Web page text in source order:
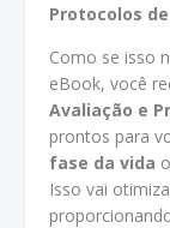
Protocolos
Como se isso
eBook, você
Avaliação e
prontos para
fase da vida
Isso vai